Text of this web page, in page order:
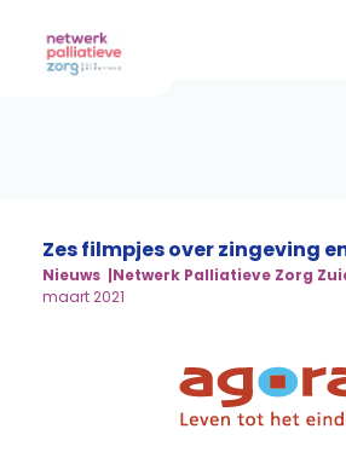
Zes filmpjes over zingeving
Nieuws Netwerk Palliatieve Zorg
maart 2021